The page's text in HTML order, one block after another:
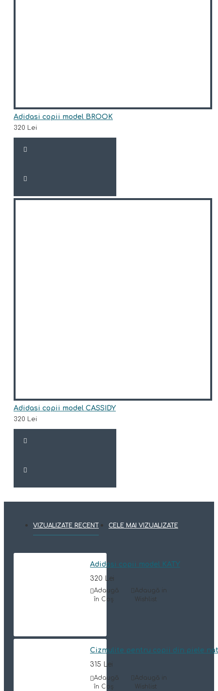
Adidasi copii model BROOK
320 Lei
Adidasi copii model CASSIDY
320 Lei
VIZUALIZATE RECENT CELE MAI VIZUALIZATE
Adidasi copii model KATY
320 Lei
Adaugă
în Coş
Adaugă in
Wishlist
Cizmulite pentru copii din piele
315 Lei
Adaugă
în Coş
Adaugă in
Wishlist